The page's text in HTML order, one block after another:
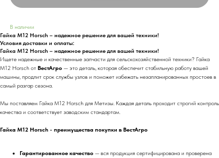
В наличии
Гайка M12 Horsch – надежное решение для вашей техники!
Условия доставки и оплаты:
Гайка M12 Horsch – надежное решение для вашей техники!
Ищете надежные и качественные запчасти для сельскохозяйственной техники? Гайка
M12 Horsch от ВестАгро — это деталь, которая обеспечит стабильную работу вашей
машины, продлит срок службы узлов и поможет избежать незапланированных простоев в
самый разгар сезона.
Мы поставляем Гайка M12 Horsch для Метизы. Каждая деталь проходит строгий контроль
качества и соответствует заводским стандартам.
Гайка M12 Horsch - преимущества покупки в ВестАгро
Гарантированное качество — вся продукция сертифицирована и проверена